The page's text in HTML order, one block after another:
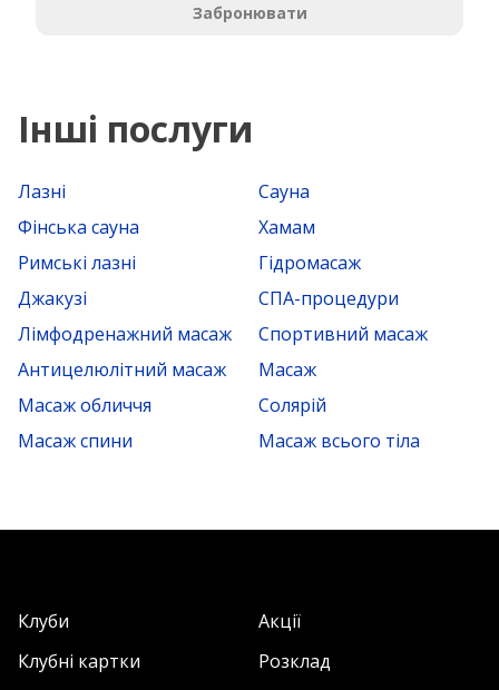
Забронювати
Інші послуги
Лазні
Сауна
Фінська сауна
Хамам
Римські лазні
Гідромасаж
Джакузі
СПА-процедури
Лімфодренажний масаж
Спортивний масаж
Антицелюлітний масаж
Масаж
Масаж обличчя
Солярій
Масаж спини
Масаж всього тіла
Клуби
Акції
Клубні картки
Розклад